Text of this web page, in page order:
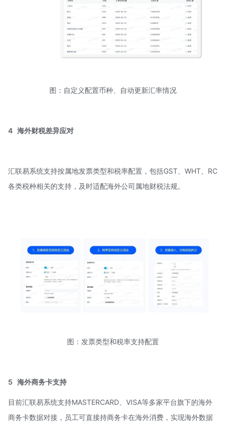
图：自定义配置币种、自动更新汇率情况
4 海外财税差异应对
汇联易系统支持按属地发票类型和税率配置，包括GST、WHT、RC
各类税种相关的支持，及时适配海外公司属地财税法规。
图：发票类型和税率支持配置
5 海外商务卡支持
目前汇联易系统支持MASTERCARD、VISA等多家平台旗下的海外
商务卡数据对接，员工可直接持商务卡在海外消费，实现海外数据